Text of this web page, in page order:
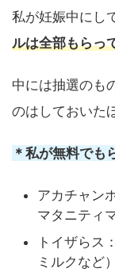
私が妊娠中にし
ルは全部もらっ
中には抽選のも
のはしておいた
＊私が無料でも
アカチャン
マタニティ
トイザらス
ミルクなど）